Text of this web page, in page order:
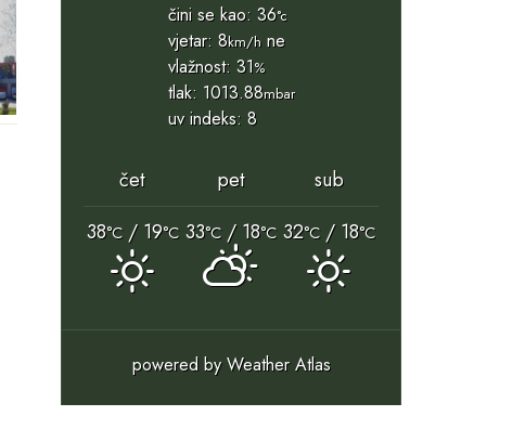
čini se kao: 36°c
vjetar: 8km/hne
vlažnost: 31%
tlak: 1013.88mbar
uv indeks: 8
čet pet
sub
38°C/ 19°C 33°C/ 18°C 32°C / 18°C
powered byWeather Atlas